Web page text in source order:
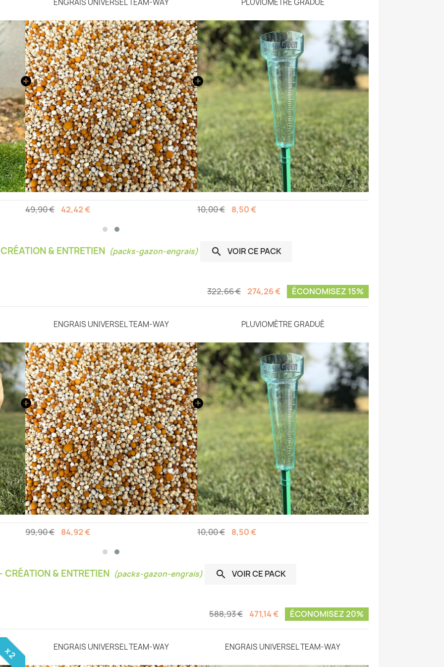
49,90 € 42,42 € 10,00 € 8,50 €
& ENTRETIEN (packs-gazon-engrais)  VOIR CE PACK
322,66 € 274,26 € ÉCONOMISEZ 15%
ENGRAIS UNIVERSEL TEAM-WAY
99,90 € 84,92 €
PLUVIOMÈTRE GRADUÉ
10,00 € 8,50 €
& ENTRETIEN (packs-gazon-engrais)  VOIR CE PACK
588,93 € 471,14 € ÉCONOMISEZ 20%
x 2 ENGRAIS UNIVERSEL TEAM-WAY ENGRAIS UNIVERSEL TEAM-WAY